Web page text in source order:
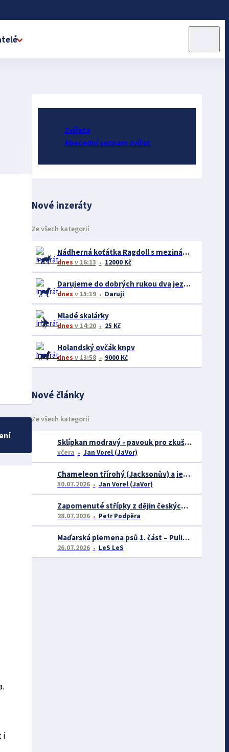
i
Zvířata
Abecední seznam zvířat
Nové inzeráty
Ze všech kategorií
Nádherná koťátka Ragdoll s mezinárodním pasem
dnes v 16:13 12000 Kč
Darujeme do dobrých rukou dva jezevčíky – ideálně společně
dnes v 15:19 Daruji
Mladé skalárky
dnes v 14:20 25 Kč
Holandský ovčák knpv
dnes v 13:58 9000 Kč
Nové články
Ze všech kategorií
Sklípkan modravý - pavouk pro zkušené chovatele
včera Jan Vorel (JaVor)
Chameleon třírohý (Jacksonův) a jeho chov
30.07.2026 Jan Vorel (JaVor)
Zapomenuté střípky z dějin českých exotářů - 3.část
28.07.2026 Petr Podpěra
Maďarská plemena psů 1. část – Puli, Komondor
26.07.2026 LeS LeS